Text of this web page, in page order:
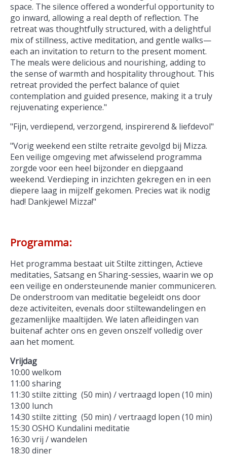
space. The silence offered a wonderful opportunity to
go inward, allowing a real depth of reflection. The
retreat was thoughtfully structured, with a delightful
mix of stillness, active meditation, and gentle walks—
each an invitation to return to the present moment.
The meals were delicious and nourishing, adding to
the sense of warmth and hospitality throughout. This
retreat provided the perfect balance of quiet
contemplation and guided presence, making it a truly
rejuvenating experience."
"Fijn, verdiepend, verzorgend, inspirerend & liefdevol"
"Vorig weekend een stilte retraite gevolgd bij Mizza.
Een veilige omgeving met afwisselend programma
zorgde voor een heel bijzonder en diepgaand
weekend. Verdieping in inzichten gekregen en in een
diepere laag in mijzelf gekomen. Precies wat ik nodig
had! Dankjewel Mizza!"
Programma:
Het programma bestaat uit Stilte zittingen, Actieve
meditaties, Satsang en Sharing-sessies, waarin we op
een veilige en ondersteunende manier communiceren.
De onderstroom van meditatie begeleidt ons door
deze activiteiten, evenals door stiltewandelingen en
gezamenlijke maaltijden. We laten afleidingen van
buitenaf achter ons en geven onszelf volledig over
aan het moment.
Vrijdag
10:00 welkom
11:00 sharing
11:30 stilte zitting (50 min) / vertraagd lopen (10 min)
13:00 lunch
14:30 stilte zitting (50 min) / vertraagd lopen (10 min)
15:30 OSHO Kundalini meditatie
16:30 vrij / wandelen
18:30 diner